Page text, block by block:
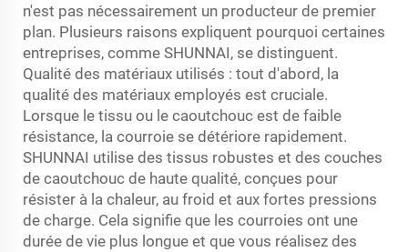
n'est pas nécessairement un producteur de premier
plan. Plusieurs raisons expliquent pourquoi certaines
entreprises, comme SHUNNAI, se distinguent.
Qualité des matériaux utilisés : tout d'abord, la
qualité des matériaux employés est cruciale.
Lorsque le tissu ou le caoutchouc est de faible
résistance, la courroie se détériore rapidement.
SHUNNAI utilise des tissus robustes et des couches
de caoutchouc de haute qualité, conçues pour
résister à la chaleur, au froid et aux fortes pressions
de charge. Cela signifie que les courroies ont une
durée de vie plus longue et que vous réalisez des